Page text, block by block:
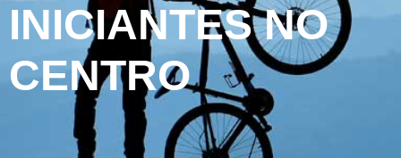
INICIANTES NO
CENTRO